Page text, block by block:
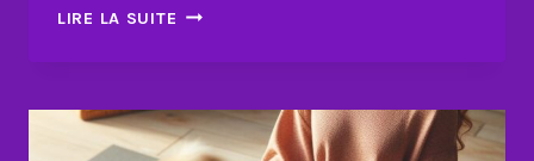
LIRE LA SUITE 7
FOCUS
SUR